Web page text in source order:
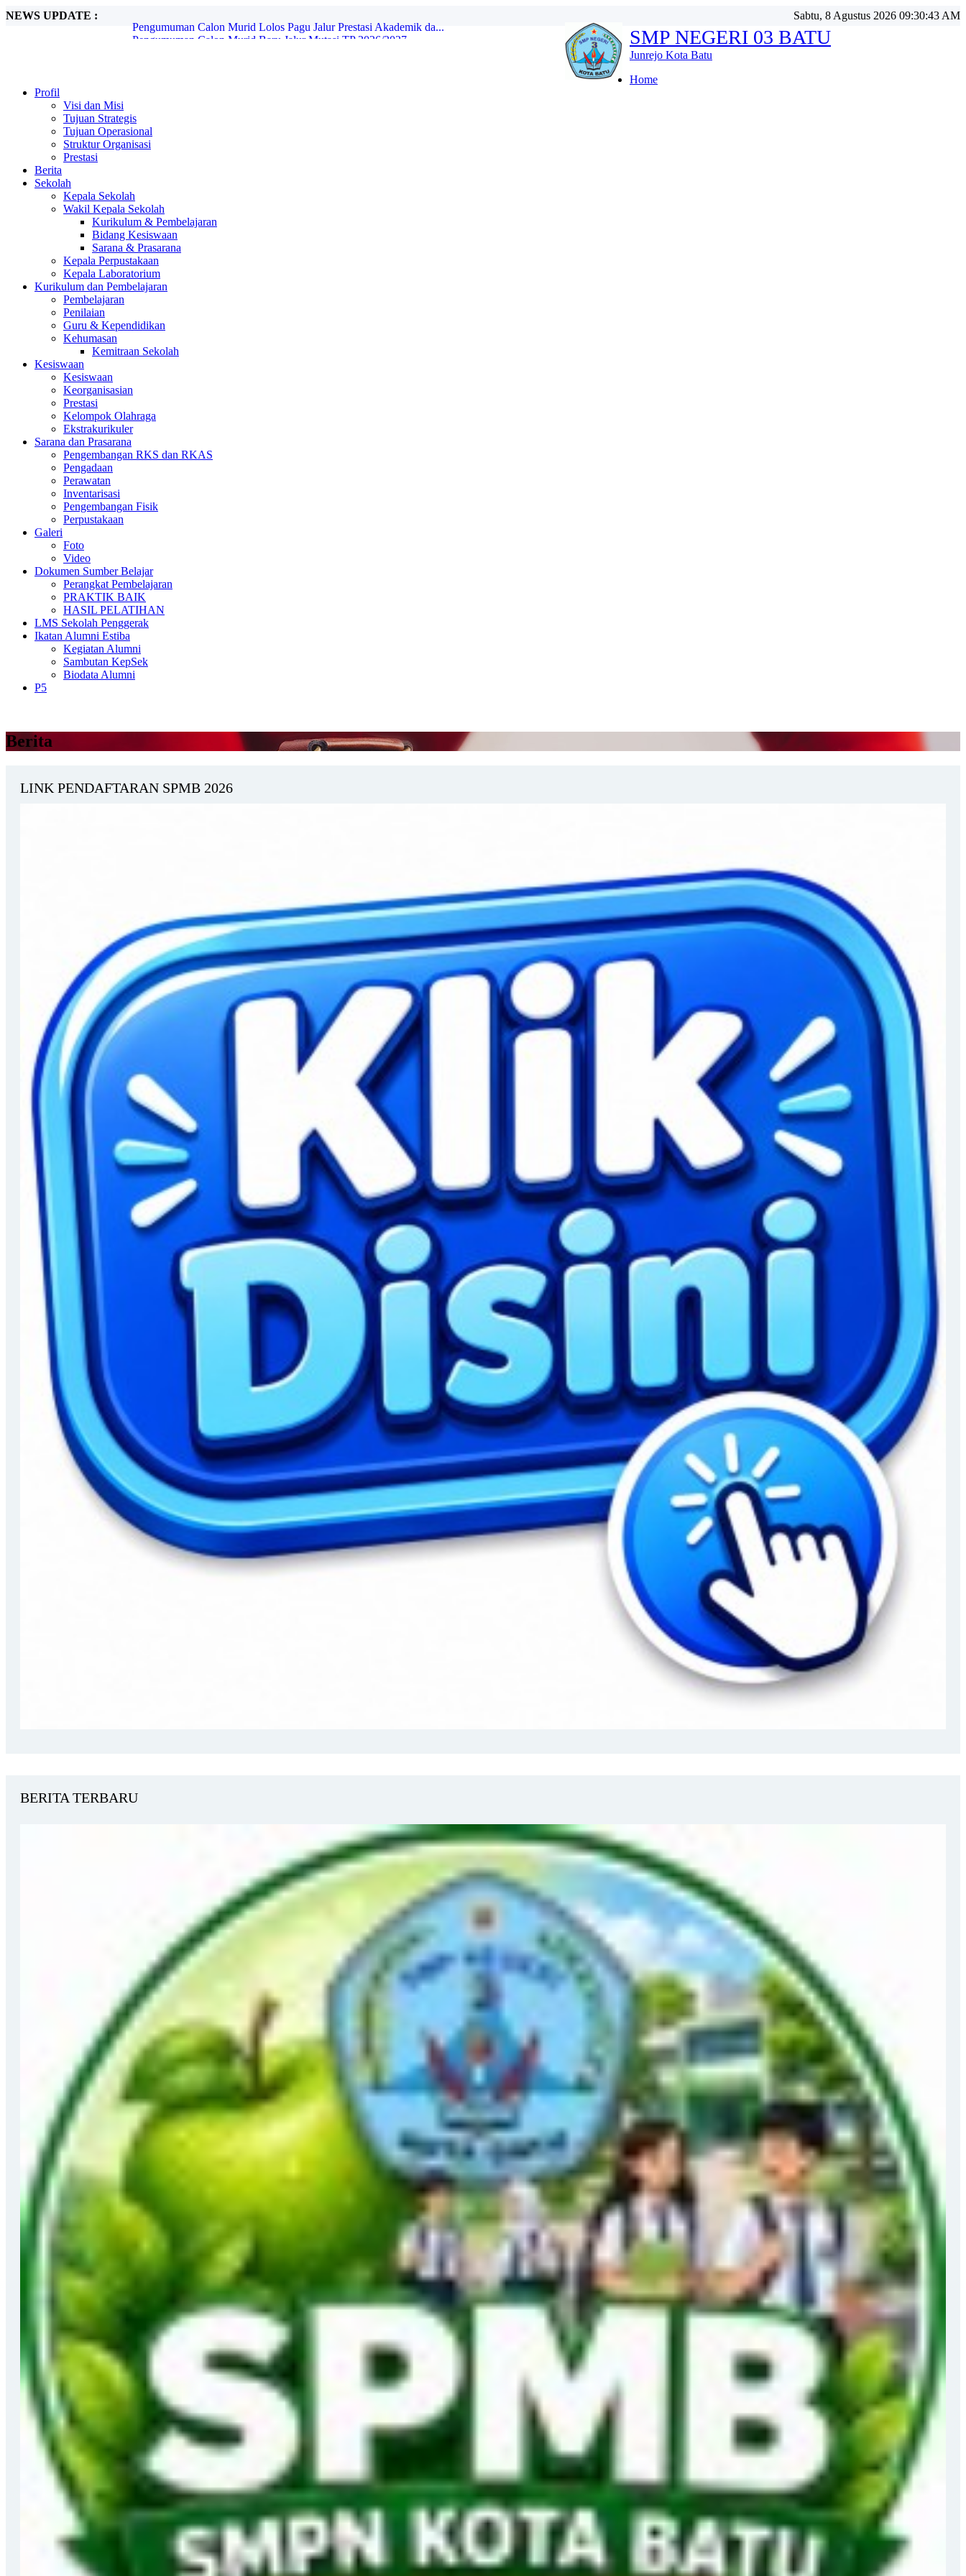
NEWS UPDATE :
Pengumuman Calon Murid Baru Jalur Mutasi TP 2026/2027...
Pemberitahuan SPMB Jenjang SMP Tahun Ajaran 2026/2027...
INFORMASI UKM (UJI KENDALI MUTU) SPMB JALUR PRESTASI...
PENGUMUMAN CALON MURID BARU LOLOS SELEKSI SESUAI PAGU SPMB J...
Pengumuman Calon Murid Lolos Pagu Jalur Prestasi Akademik da...
Sabtu, 8 Agustus 2026 09:30:46 AM
SMP NEGERI 03 BATU
Junrejo Kota Batu
Home
Profil
Visi dan Misi
Tujuan Strategis
Tujuan Operasional
Struktur Organisasi
Prestasi
Berita
Sekolah
Kepala Sekolah
Wakil Kepala Sekolah
Kurikulum & Pembelajaran
Bidang Kesiswaan
Sarana & Prasarana
Kepala Perpustakaan
Kepala Laboratorium
Kurikulum dan Pembelajaran
Pembelajaran
Penilaian
Guru & Kependidikan
Kehumasan
Kemitraan Sekolah
Kesiswaan
Kesiswaan
Keorganisasian
Prestasi
Kelompok Olahraga
Ekstrakurikuler
Sarana dan Prasarana
Pengembangan RKS dan RKAS
Pengadaan
Perawatan
Inventarisasi
Pengembangan Fisik
Perpustakaan
Galeri
Foto
Video
Dokumen Sumber Belajar
Perangkat Pembelajaran
PRAKTIK BAIK
HASIL PELATIHAN
LMS Sekolah Penggerak
Ikatan Alumni Estiba
Kegiatan Alumni
Sambutan KepSek
Biodata Alumni
P5
Berita
LINK PENDAFTARAN SPMB 2026
BERITA TERBARU